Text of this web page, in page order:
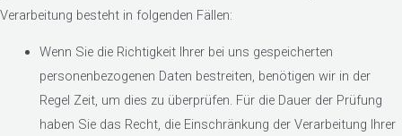
Verarbeitung besteht in folgenden Fällen:
Wenn Sie die Richtigkeit Ihrer bei uns gespeicherten
personenbezogenen Daten bestreiten, benötigen wir in der
Regel Zeit, um dies zu überprüfen. Für die Dauer der Prüfung
haben Sie das Recht, die Einschränkung der Verarbeitung Ihrer